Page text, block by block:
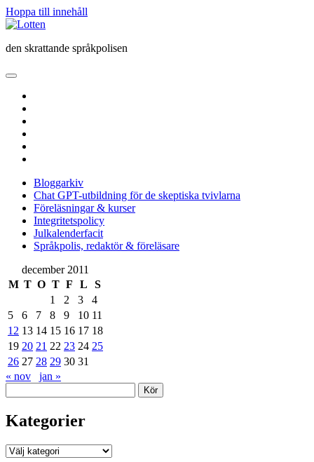
Hoppa till innehåll
Lotten
den skrattande språkpolisen
öppna
meny
Bloggarkiv
Chat GPT-utbildning för de skeptiska tvivlarna
Föreläsningar & kurser
Integritetspolicy
Julkalenderfacit
Språkpolis, redaktör & föreläsare
Sidopanel
december 2011
M T O T F L
S
1
2 3
4
5
6 7 8 9 10 11
12 13 14 15 16 17 18
19 20 21 22 23 24 25
26 27 28 29 30 31
« nov
jan »
Kategorier
Kategorier